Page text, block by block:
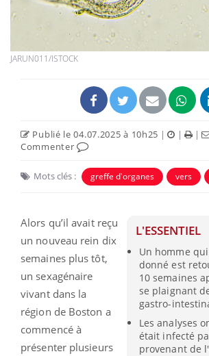
JARUN011/ISTOCK
Publié le 04.07.2025 à 10h25 | | |
Commenter
Mots clés : greffe d'organes vers
L'ESSENTIEL
Un homme
donné est
10 semaines
se plaignant
gastro-
Les analyses
était infecté
provenant de
Alors qu’il avait reçu
un nouveau rein dix
semaines plus tôt,
un sexagénaire
vivant dans la
région de Boston a
commencé à
présenter plusieurs